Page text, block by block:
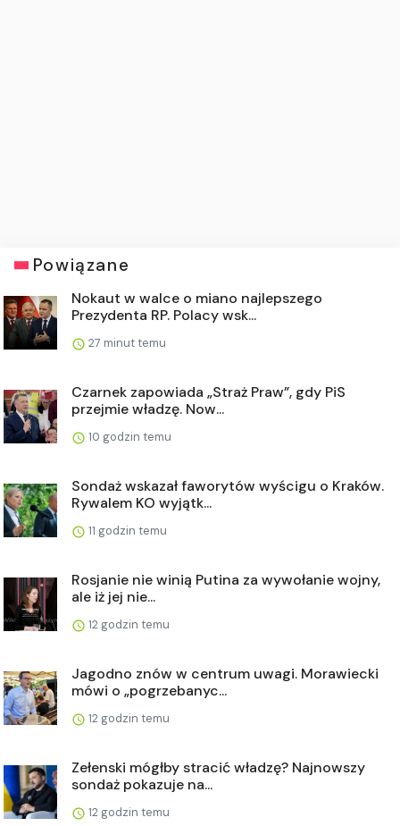
Powiązane
Nokaut w walce o miano najlepszego
Prezydenta RP. Polacy wsk...
27 minut temu
Czarnek zapowiada „Straż Praw”, gdy PiS
przejmie władzę. Now...
10 godzin temu
Sondaż wskazał faworytów wyścigu o Kraków.
Rywalem KO wyjątk...
11 godzin temu
Rosjanie nie winią Putina za wywołanie wojny,
ale iż jej nie...
12 godzin temu
Jagodno znów w centrum uwagi. Morawiecki
mówi o „pogrzebanyc...
12 godzin temu
Zełenski mógłby stracić władzę? Najnowszy
sondaż pokazuje na...
12 godzin temu